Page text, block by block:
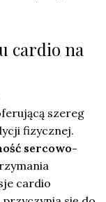
cardio na
szereg
fizycznej.
sercowo-
cardio